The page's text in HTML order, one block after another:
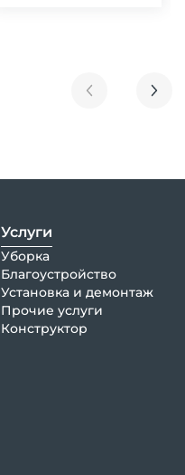
Услуги
Уборка
Благоустройство
Установка и демонтаж
Прочие услуги
Конструктор